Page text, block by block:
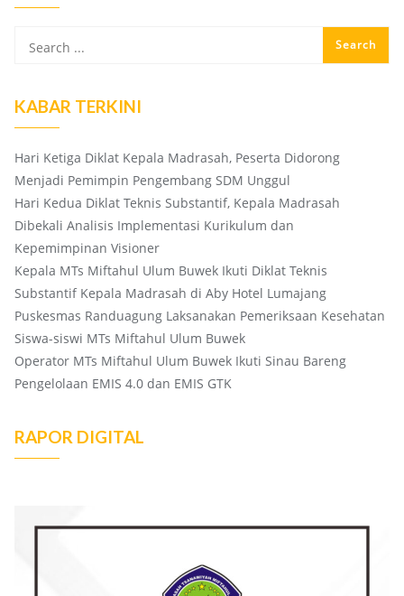
KABAR TERKINI
Hari Ketiga Diklat Kepala Madrasah, Peserta Didorong
Menjadi Pemimpin Pengembang SDM Unggul
Hari Kedua Diklat Teknis Substantif, Kepala Madrasah
Dibekali Analisis Implementasi Kurikulum dan
Kepemimpinan Visioner
Kepala MTs Miftahul Ulum Buwek Ikuti Diklat Teknis
Substantif Kepala Madrasah di Aby Hotel Lumajang
Puskesmas Randuagung Laksanakan Pemeriksaan Kesehatan
Siswa-siswi MTs Miftahul Ulum Buwek
Operator MTs Miftahul Ulum Buwek Ikuti Sinau Bareng
Pengelolaan EMIS 4.0 dan EMIS GTK
RAPOR DIGITAL